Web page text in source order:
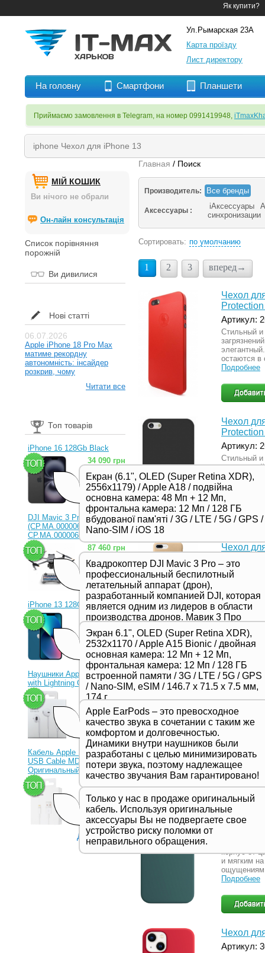
Як купити?
Ул.Рымарская 23А
Карта проїзду
Лист директору
На головну Смартфони Планшети
Приймаємо замовлення в Telegram, на номер 0991419948,
МІЙ КОШИК
Ви нічого не обрали
Он-лайн консультація
Список порівняння
порожній
Ви дивилися
Нові статті
06.07.2026
Apple iPhone 18 Pro Max
матиме рекордну
автономність: інсайдер
розкрив, чому
Читати все
Топ товарів
iPhone 16 128Gb Black
Екран (6.1", OLED (Super Retina XDR),
2556x1179) / Apple A18 / подвійна
основна камера: 48 Мп + 12 Мп,
фронтальна камера: 12 Мп / 128 ГБ
вбудованої пам'яті / 3G / LTE / 5G / GPS /
Nano-SIM / iOS 18
34 090 грн
DJI Mavic 3 Pro (RC)
(CP.MA.00000654.01,
CP.MA.00000656.01)
Квадрокоптер DJI Mavic 3 Pro – это
профессиональный беспилотный
летательный аппарат (дрон),
разработанный компанией DJI, которая
является одним из лидеров в области
производства дронов. Мавик 3 Про
представляет собой новейшую модель
в серии Mavic и отличается высоким
качеством съемки, продвинутыми
функциями и улучшенной
производительностью,
предназначенной для
профессиональных фотографов и
видеооператоров.
87 460 грн
iPhone 13 128Gb Blue
Экран 6.1", OLED (Super Retina XDR),
2532x1170 / Apple A15 Bionic / двойная
основная камера: 12 Мп + 12 Мп,
фронтальная камера: 12 Мп / 128 ГБ
встроенной памяти / 3G / LTE / 5G / GPS
/ Nano-SIM, eSIM / 146.7 х 71.5 х 7.5 мм,
174 г
23 330 грн
Наушники Apple EarPods
with Lightning Connector
Apple EarPods – это превосходное
качество звука в сочетании с таким же
комфортом и долговечностью.
Динамики внутри наушников были
разработаны с целью минимизировать
потери звука, поэтому надлежащее
качество звучания Вам гарантировано!
1 350 грн
Кабель Apple Lightning to
USB Cable MD818ZM
Оригинальный!
Только у нас в продаже оригинальный
кабель. Используя оригинальные
аксессуары Вы не подвергаете свое
устройство риску поломки от
неправильного обращения.
Дивитись все
Главная / Поиск
Производитель: Все бренды
Аксессуары : iАксессуары
синхронизации
Сортировать: по умолчанию
1 2 3 вперед→
Чехол
Артикул:
Стильный
остаются в
Подробнее
Чехол
Артикул:
Стильный
остаются в
Подробнее
Чехол
Артикул:
Чехлы
iPhone.
Подробнее
Чехол
Plum
Артикул:
Идеальный
корпус от
и мягким
Подробнее
Чехол
Pine
Артикул:
корпус от
и мягким
ощущениям
Подробнее
Чехол
Артикул: